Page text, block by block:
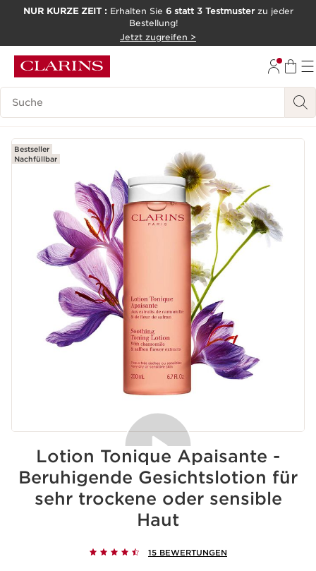
NUR KURZE ZEIT : Erhalten Sie 6 statt 3 Testmusterzu jeder
Bestellung!
Jetzt zugreifen >
Legende suchen
Bestseller
Nachfüllbar
Akzeptieren von Cookies
Das Abspielen dieses Videos bedeutet die Hinterlegung
von Cookies durch Youtube, deren Zweck der Betrieb
weitere Informationen besuchen Sie bitte unsere
Lotion Tonique Apaisante -
Beruhigende Gesichtslotion für
sehr trockene oder sensible
Haut
15 BEWERTUNGEN